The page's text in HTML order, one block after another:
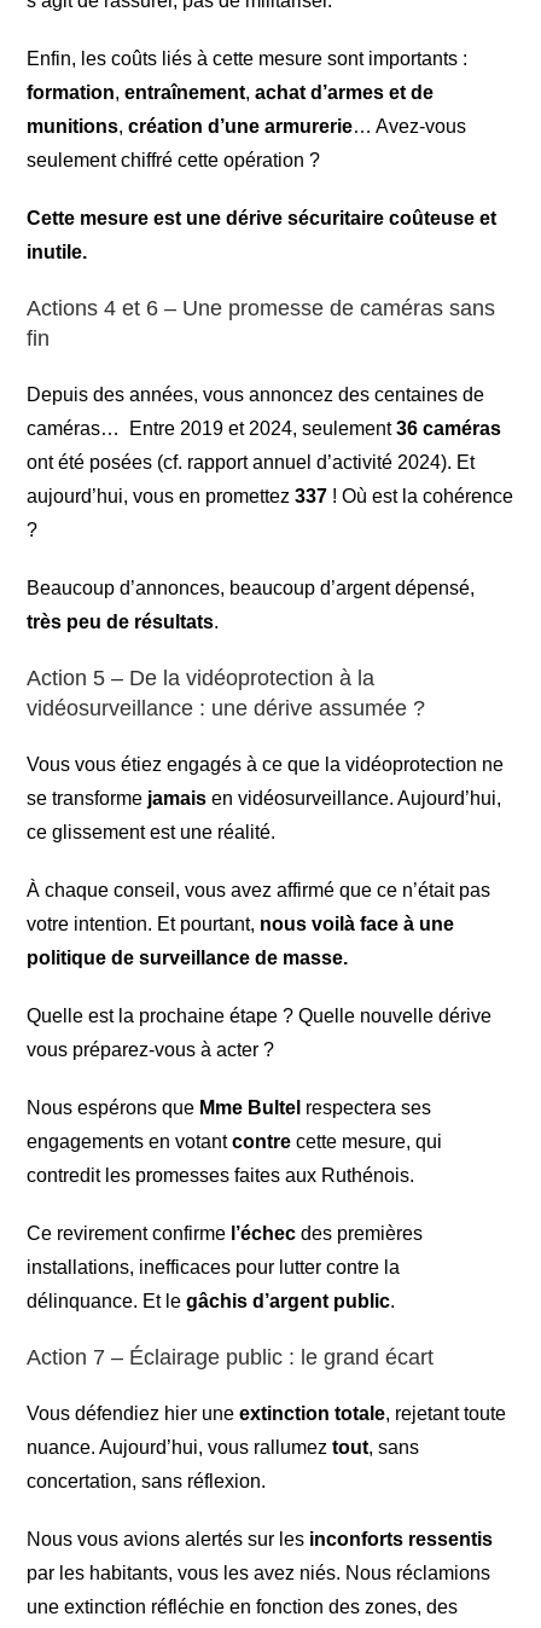
Enfin, les coûts liés à cette mesure sont importants :
formation,entraînement,achat d’armes et de
munitions,création d’une armurerie… Avez-vous
seulement chiffré cette opération ?
Cette mesure est une dérive sécuritaire coûteuse et
inutile.
Actions 4 et 6 – Une promesse de caméras sans
fin
Depuis des années, vous annoncez des centaines de
caméras… Entre 2019 et 2024, seulement36 caméras
ont été posées (cf. rapport annuel d’activité 2024). Et
aujourd’hui, vous en promettez337 ! Où est la cohérence
?
Beaucoup d’annonces, beaucoup d’argent dépensé,
très peu de résultats.
Action 5 – De la vidéoprotection à la
vidéosurveillance : une dérive assumée ?
Vous vous étiez engagés à ce que la vidéoprotection ne
se transforme jamais en vidéosurveillance. Aujourd’hui,
ce glissement est une réalité.
À chaque conseil, vous avez affirmé que ce n’était pas
votre intention. Et pourtant, nous voilà face à une
politique de surveillance de masse.
Quelle est la prochaine étape ? Quelle nouvelle dérive
vous préparez-vous à acter ?
Nous espérons que Mme Bultel respectera ses
engagements en votantcontre cette mesure, qui
contredit les promesses faites aux Ruthénois.
Ce revirement confirme l’échec des premières
installations, inefficaces pour lutter contre la
délinquance. Et legâchis d’argent public.
Action 7 – Éclairage public : le grand écart
Vous défendiez hier uneextinction totale, rejetant toute
nuance. Aujourd’hui, vous rallumeztout, sans
concertation, sans réflexion.
Nous vous avions alertés sur les inconforts ressentis
par les habitants, vous les avez niés. Nous réclamions
une extinction réfléchie en fonction des zones, des